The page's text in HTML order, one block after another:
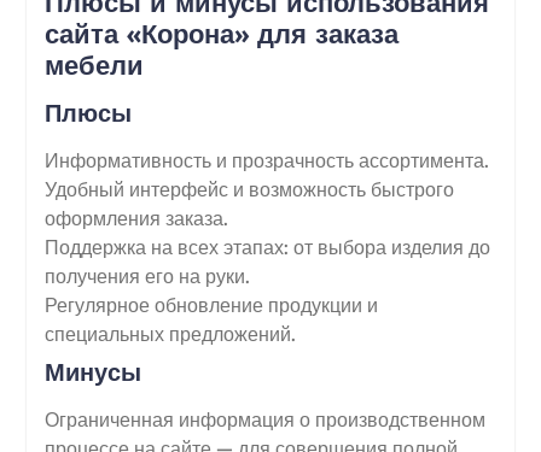
сайта «Корона» для заказа
мебели
Плюсы
Информативность и прозрачность ассортимента.
Удобный интерфейс и возможность быстрого
оформления заказа.
Поддержка на всех этапах: от выбора изделия до
получения его на руки.
Регулярное обновление продукции и
специальных предложений.
Минусы
Ограниченная информация о производственном